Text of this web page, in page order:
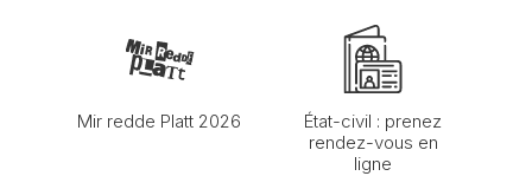
Mir redde Platt 2026
État-civil : prenez
rendez-vous en
ligne